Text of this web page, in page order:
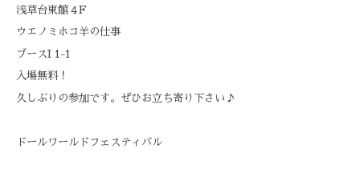
浅草台東館４F
ウエノミホコ羊の仕事
ブースI 1-1
入場無料！
久しぶりの参加です。ぜひお立ち寄り下さい♪
ドールワールドフェスティバル